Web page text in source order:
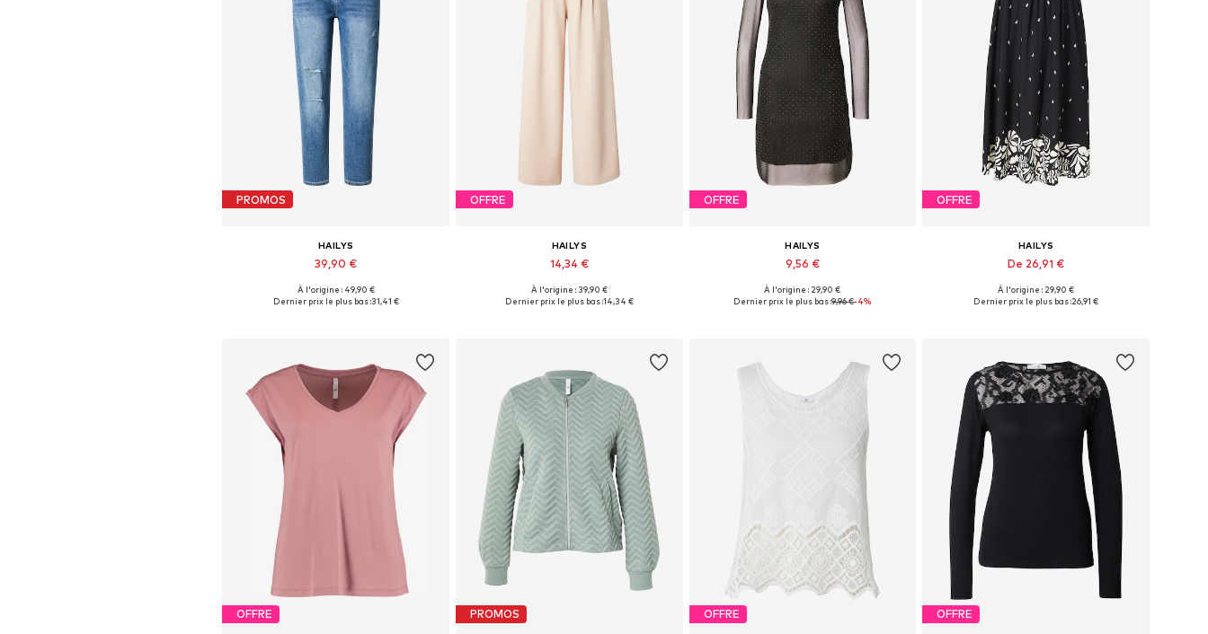
PROMOS
HAILYS
39,90 €
Disponible en plusieurs tailles
À l'origine : 49,90 €
Dernier prix le plus bas :31,41 €
OFFRE
HAILYS
14,34 €
Tailles disponibles: 34, 38, 40, 42
À l'origine : 39,90 €
Dernier prix le plus bas :14,34 €
OFFRE
HAILYS
9,56 €
Tailles disponibles: 34, 36, 38, 40
À l'origine : 29,90 €
Dernier prix le plus bas :9,96 €-4%
OFFRE
HAILYS
De 26,91 €
Tailles disponibles: 34, 36, 38, 40, 44
À l'origine : 29,90 €
Dernier prix le plus bas :26,91 €
OFFRE PROMOS OFFRE OFFRE